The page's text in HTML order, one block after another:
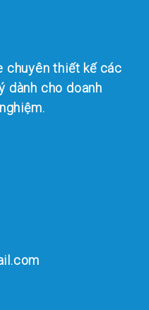
chuyên thiết kế các
dành cho doanh